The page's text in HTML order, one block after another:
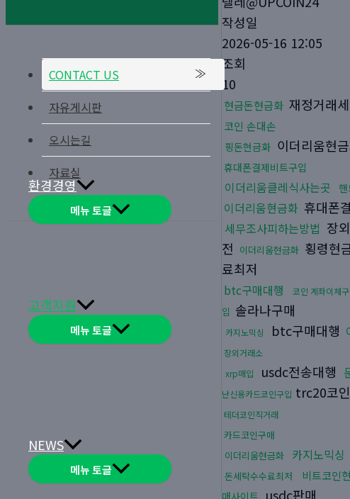
환경경영
메뉴 토글
고객지원
메뉴 토글
NEWS
메뉴 토글
CONTACT US
자유게시판
오시는길
자료실
작성일
2026-05-16 12:05
조회
10
현금돈현금화 재정거래
코인 손대손
핑돈현금화 이더리움현
휴대폰결제비트구입
이더리움클레식사는곳
이더리움현금화 휴대폰
세무조사피하는방법 장
전 이더리움현금화 횡령현
료최저
btc구매대행 코인 계좌이체
입 솔라나구매
카지노믹싱 btc구매대행
장외거래소
xrp매입
usdc전송대행
난신용카드코인구입 trc20코
테더코인직거래
카드코인구매
이더리움현금화
카지노믹싱
돈세탁수수료최저 비트코인
usdc판매